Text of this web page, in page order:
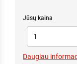
Jūsų kaina
Daugiau